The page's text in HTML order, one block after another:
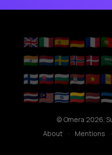
🇬🇧🇮🇹🇪🇸🇩🇪🇫🇷
🇮🇳🇳🇱🇸🇪🇳🇴🇩🇰
🇫🇮🇸🇰🇧🇬🇷🇸🇻🇳
🇹🇭🇲🇾🇮🇱🇱🇹🇱🇻
© Omera 2026.
About
· Mentions ·